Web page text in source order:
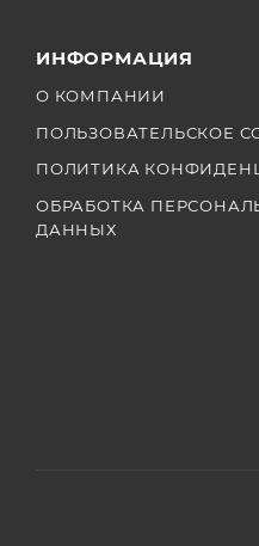
ИНФОРМАЦИЯ
О КОМПАНИИ
ПОЛЬЗОВАТЕЛЬСКОЕ
ПОЛИТИКА
ОБРАБОТКА
ДАННЫХ